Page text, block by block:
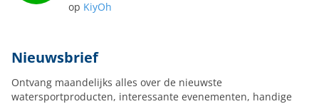
op KiyOh
Nieuwsbrief
Ontvang maandelijks alles over de nieuwste
watersportproducten, interessante evenementen, handige